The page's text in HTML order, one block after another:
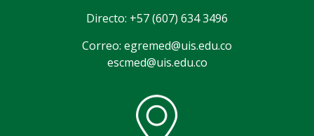
Directo: +57 (607) 634 3496
Correo: egremed@uis.edu.co
escmed@uis.edu.co